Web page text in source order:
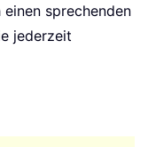
sprechenden
jederzeit